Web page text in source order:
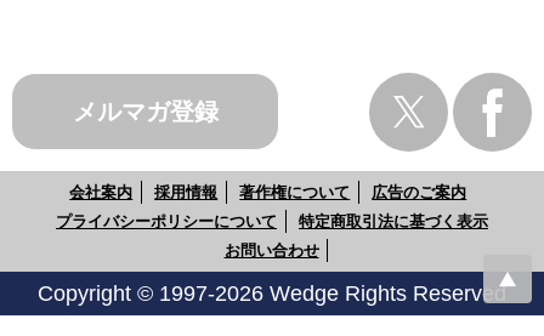
メルマガ登録
会社案内 採用情報 著作権について
広告のご案内
プライバシーポリシーについて
特定商取引法に基づく表示
お問い合わせ
Copyright © 1997-2026 Wedge Rights Reserved